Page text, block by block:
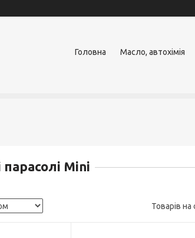
Головна Масло, автохімія
парасолі Mini